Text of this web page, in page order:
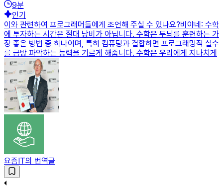
9분
인기
이와 관련하여 프로그래머들에게 조언해 주실 수 있나요?비야네: 수학
에 투자하는 시간은 절대 낭비가 아닙니다. 수학은 두뇌를 훈련하는 가
장 좋은 방법 중 하나이며, 특히 컴퓨팅과 결합하면 프로그래밍적 실수
를 금방 파악하는 능력을 기르게 해줍니다. 수학은 우리에게 지나치게
요즘IT의 번역글